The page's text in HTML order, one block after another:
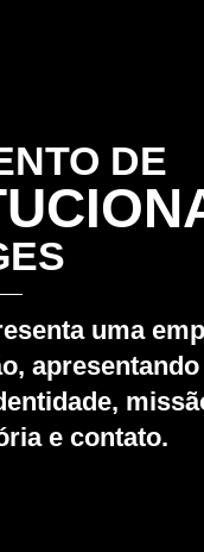
DE
uma
apresentando
e contato.